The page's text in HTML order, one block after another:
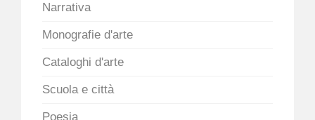
Narrativa
Monografie d'arte
Cataloghi d'arte
Scuola e città
Poesia